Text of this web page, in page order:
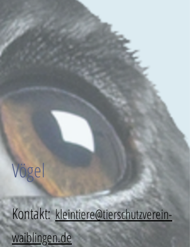
Vögel
Kontakt: kleintiere@tierschutzverein-
waiblingen.de